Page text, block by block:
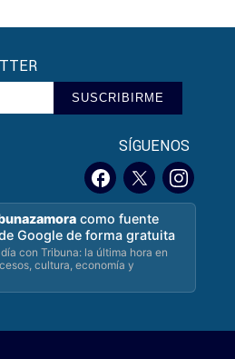
SUSCRIBIRME
SÍGUENOS
como fuente
Google de forma gratuita
con Tribuna: la última hora en
cultura, economía y